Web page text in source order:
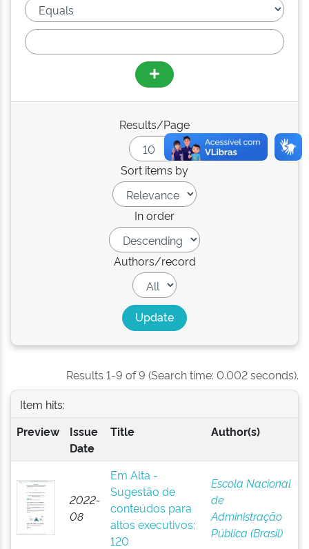
Results/Page
Sort items by
In order
Authors/record
Results 1-9 of 9 (Search time: 0.002 seconds).
Item hits:
Preview
Issue
Date
Title Author(s)
2022-
08
Em Alta -
Sugestão de
conteúdos para
altos executivos:
120
Escola Nacional
de
Administração
Pública (Brasil)